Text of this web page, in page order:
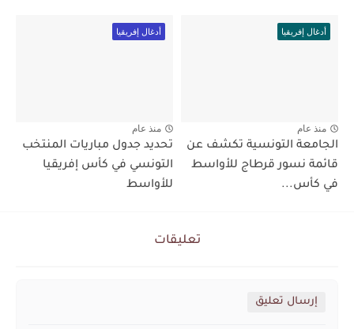
أدغال إفريقيا
منذ عام
الجامعة التونسية تكشف عن
قائمة نسور قرطاج للأواسط
في كأس...
أدغال إفريقيا
منذ عام
تحديد جدول مباريات المنتخب
التونسي في كأس إفريقيا
للأواسط
تعليقات
إرسال تعليق